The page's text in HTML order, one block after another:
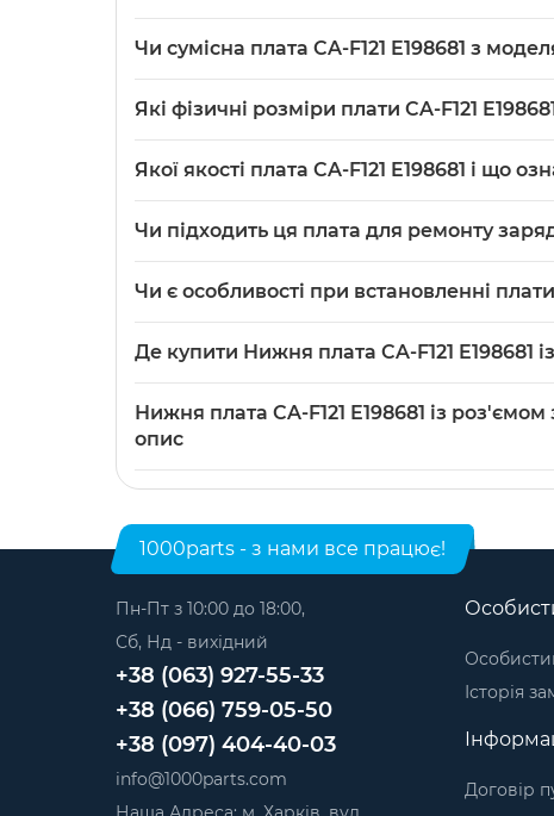
розміром 88мм×22мм, що використовується
Чи сумісна плата CA-F121 E198681 з
Які фізичні розміри плати CA-F121
платою для коректної установки.
Якої якості плата CA-F121 E198681 і що
збереження заводської сумісності при заміні.
Чи підходить ця плата для ремонту
підключенні кабеля або проблемах із
Чи є особливості при встановленні
використовувати антистатичний інструмент
Де купити Нижня плата CA-F121
Категорія:Нижні плати для планшетів.
Нижня плата CA-F121 E198681 із
опис
1000parts - з нами все працює!
Пн-Пт з 10:00 до 18:00,
Сб, Нд - вихідний
+38 (063) 927-55-33
+38 (066) 759-05-50
+38 (097) 404-40-03
info@1000parts.com
Історія
Договір